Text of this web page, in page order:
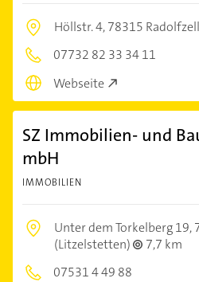
Höllstr. 4,78315
07732 82 33 34 11
Webseite
SZ Immobilien- und
mbH
IMMOBILIEN
Unter dem Torkelberg 19,
(Litzelstetten)
7,7 km
07531 4 49 88